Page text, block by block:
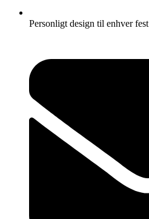
Personligt design til enhver fest